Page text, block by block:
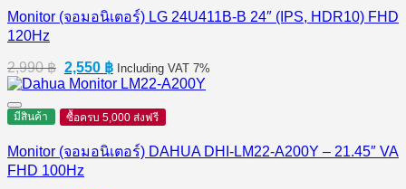
Monitor (จอมอนิเตอร์) LG 24U411B-B 24″ (IPS, HDR10) FHD
120Hz
2,990฿ Original
price
2,990 ฿.
2,550 ฿Current
price
2,550 ฿.
Including VAT 7%
มีสินค้า ซื้อครบ 5,000 ส่งฟรี
Monitor (จอมอนิเตอร์) DAHUA DHI-LM22-A200Y – 21.45″ VA
FHD 100Hz